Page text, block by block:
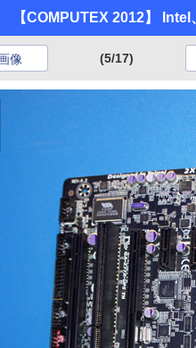
【COMPUTEX 2012】
像 (5/17)